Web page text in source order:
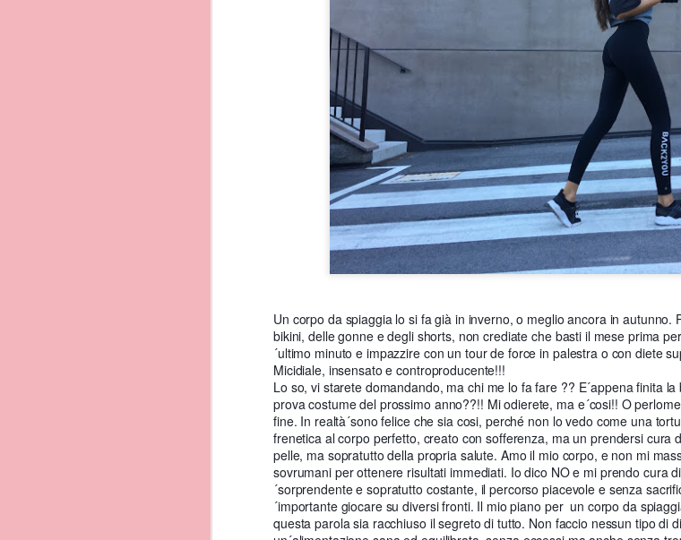
Un corpo da spiaggia lo si fa già in inverno, o meglio ancora in
bikini,delle gonne e degli shorts, non crediate che basti il mese prima
´ultimo minuto e impazzire con un tour de force in palestra o con diete
Micidiale, insensato e controproducente!!!
Lo so, vi starete domandando, ma chi me lo fa fare ?? E´appena finita
prova costume del prossimo anno??!! Mi odierete, ma e´cosi!! O
fine. In realtà´sono felice che sia cosi, perché non lo vedo come una
frenetica al corpo perfetto, creato con sofferenza, ma un prendersi cura
pelle, ma sopratutto della propria salute. Amo il mio corpo, e non mi
sovrumani per ottenere risultati immediati. Io dico NO e mi prendo cura
´sorprendente e sopratutto costante, il percorso piacevole e senza
´importante giocare su diversi fronti. Il mio piano per un corpo da
questa parola sia racchiuso il segreto di tutto. Non faccio nessun tipo di
Mini Guida di Procida
raccontata attraverso i miei
Come vi avevo promesso nel mio
vi porto con me a scoprire tutto ciò che
Isola di procida e´intima, tranquilla e autentica.
E´l´isola piu piccola di tutto il Golfo di Napoli, e si distingue dalle altre per
caratterizzato da una storia e da una tradizione fondata sulla pesca e da
Ricca di tradizioni, cultura e una gastronomia prelibata , gode di
ammirarli ...Scrittori e registi di fama mondiale si sono lasciati incantare
Ma andiamo a vedere assieme tutte le tappe che ho visitato durante il
del mondo.